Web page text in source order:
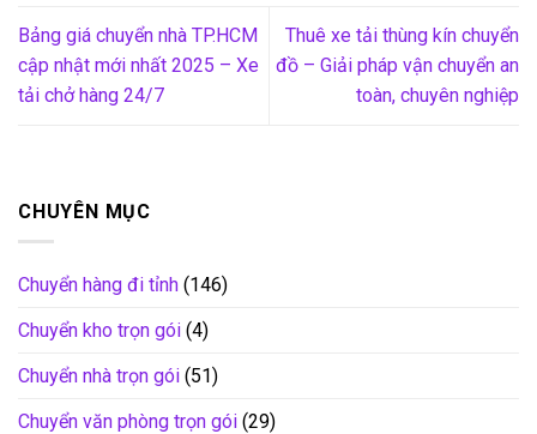
Bảng giá chuyển nhà TP.HCM
cập nhật mới nhất 2025 – Xe
tải chở hàng 24/7
Thuê xe tải thùng kín chuyển
đồ – Giải pháp vận chuyển an
toàn, chuyên nghiệp
CHUYÊN MỤC
Chuyển hàng đi tỉnh (146)
Chuyển kho trọn gói (4)
Chuyển nhà trọn gói (51)
Chuyển văn phòng trọn gói (29)